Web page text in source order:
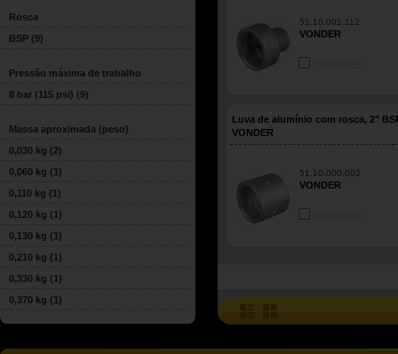
Rosca
BSP (9)
Pressão máxima de trabalho
8 bar (115 psi) (9)
Massa aproximada (peso)
0,030 kg (2)
0,060 kg (1)
0,110 kg (1)
0,120 kg (1)
0,130 kg (1)
0,210 kg (1)
0,330 kg (1)
0,370 kg (1)
51.10.001.112
VONDER
Luva de alumínio com rosca, 2"
VONDER
51.10.000.002
VONDER